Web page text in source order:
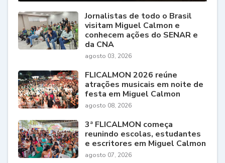
Jornalistas de todo o Brasil
visitam Miguel Calmon e
conhecem ações do SENAR e
da CNA
agosto 03, 2026
FLICALMON 2026 reúne
atrações musicais em noite de
festa em Miguel Calmon
agosto 08, 2026
3ª FLICALMON começa
reunindo escolas, estudantes
e escritores em Miguel Calmon
agosto 07, 2026